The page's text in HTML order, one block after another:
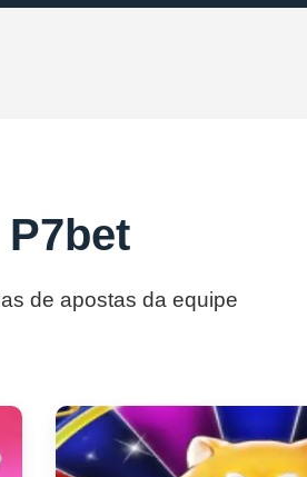
de apostas da equipe